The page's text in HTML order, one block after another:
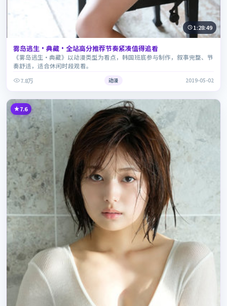
1:28:49
雾岛逃生·典藏·全站高分推荐节奏紧凑值得追看
《雾岛逃生·典藏》以动漫类型为看点，韩国班底参与制作，叙事完整、节
奏舒适，适合休闲时段观看。
7.8万
动漫 2019-05-02
7.6